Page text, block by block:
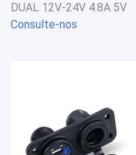
DUAL 12V-24V 4.8A 5V
MARÍTIMO - AUTOMÓVIL
Consulte-nos